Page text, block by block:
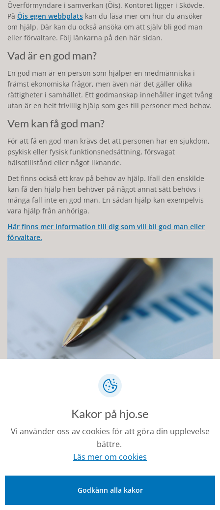
Överförmyndare i samverkan (Öis). Kontoret ligger i Skövde.
På Öis egen webbplats kan du läsa mer om hur du ansöker
om hjälp. Där kan du också ansöka om att själv bli god man
eller förvaltare. Följ länkarna på den här sidan.
Vad är en god man?
En god man är en person som hjälper en medmänniska i
främst ekonomiska frågor, men även när det gäller olika
rättigheter i samhället. Ett godmanskap innehåller inget tvång
utan är en helt frivillig hjälp som ges till personer med behov.
Vem kan få god man?
För att få en god man krävs det att personen har en sjukdom,
psykisk eller fysisk funktionsnedsättning, försvagat
hälsotillstånd eller något liknande.
Det finns också ett krav på behov av hjälp. Ifall den enskilde
kan få den hjälp hen behöver på något annat sätt behövs i
många fall inte en god man. En sådan hjälp kan exempelvis
vara hjälp från anhöriga.
Här finns mer information till dig som vill bli god man eller
förvaltare.
Överförmyndare i samverkan
Bli god man eller förvaltare
Kakor på hjo.se
Vi använder oss av cookies för att göra din upplevelse
bättre.
Läs mer om cookies
Godkänn alla kakor